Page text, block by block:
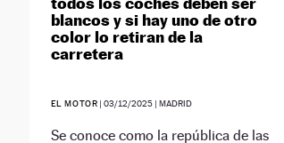
blancos y si hay uno de otro
color lo retiran de la
carretera
EL MOTOR |03/12/2025 | MADRID
Se conoce como la república de las